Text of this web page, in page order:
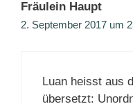
Fräulein Haupt
2. September 2017 um
Luan heisst aus
übersetzt: